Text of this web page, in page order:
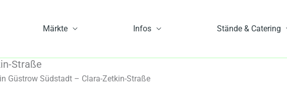
Märkte Infos Stände & Catering
Straße
Güstrow Südstadt – Clara-Zetkin-Straße